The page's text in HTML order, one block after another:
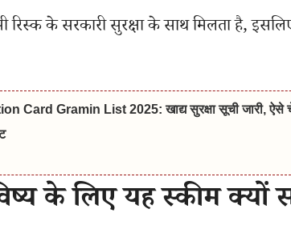
रिस्क के सरकारी सुरक्षा के साथ मिलता है,
Card Gramin List 2025: खाद्य सुरक्षा सूची जारी, ऐसे
के लिए यह स्कीम क्यों